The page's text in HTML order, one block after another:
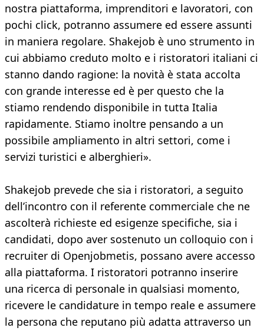
nostra piattaforma, imprenditori e lavoratori, con
pochi click, potranno assumere ed essere assunti
in maniera regolare. Shakejob è uno strumento in
cui abbiamo creduto molto e i ristoratori italiani ci
stanno dando ragione: la novità è stata accolta
con grande interesse ed è per questo che la
stiamo rendendo disponibile in tutta Italia
rapidamente. Stiamo inoltre pensando a un
possibile ampliamento in altri settori, come i
servizi turistici e alberghieri».
Shakejob prevede che sia i ristoratori, a seguito
dell’incontro con il referente commerciale che ne
ascolterà richieste ed esigenze specifiche, sia i
candidati, dopo aver sostenuto un colloquio con i
recruiter di Openjobmetis, possano avere accesso
alla piattaforma. I ristoratori potranno inserire
una ricerca di personale in qualsiasi momento,
ricevere le candidature in tempo reale e assumere
la persona che reputano più adatta attraverso un